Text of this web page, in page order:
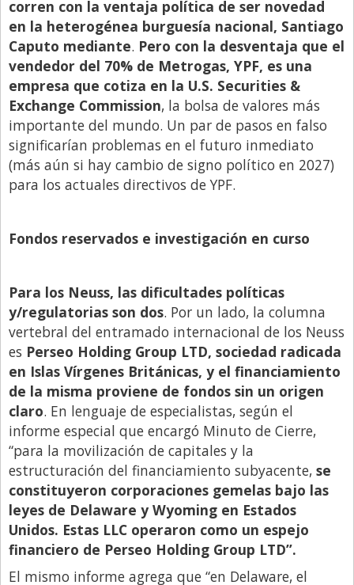
corren con la ventaja política de ser novedad
en la heterogénea burguesía nacional, Santiago
Caputo mediante. Pero con la desventaja que el
vendedor del 70% de Metrogas, YPF, es una
empresa que cotiza en la U.S. Securities &
Exchange Commission, la bolsa de valores más
importante del mundo. Un par de pasos en falso
significarían problemas en el futuro inmediato
(más aún si hay cambio de signo político en 2027)
para los actuales directivos de YPF.
Fondos reservados e investigación en curso
Para los Neuss, las dificultades políticas
y/regulatorias son dos. Por un lado, la columna
vertebral del entramado internacional de los Neuss
es Perseo Holding Group LTD, sociedad radicada
en Islas Vírgenes Británicas, y el financiamiento
de la misma proviene de fondos sin un origen
claro. En lenguaje de especialistas, según el
informe especial que encargó Minuto de Cierre,
“para la movilización de capitales y la
estructuración del financiamiento subyacente, se
constituyeron corporaciones gemelas bajo las
leyes de Delaware y Wyoming en Estados
Unidos. Estas LLC operaron como un espejo
financiero de Perseo Holding Group LTD”.
El mismo informe agrega que “en Delaware, el